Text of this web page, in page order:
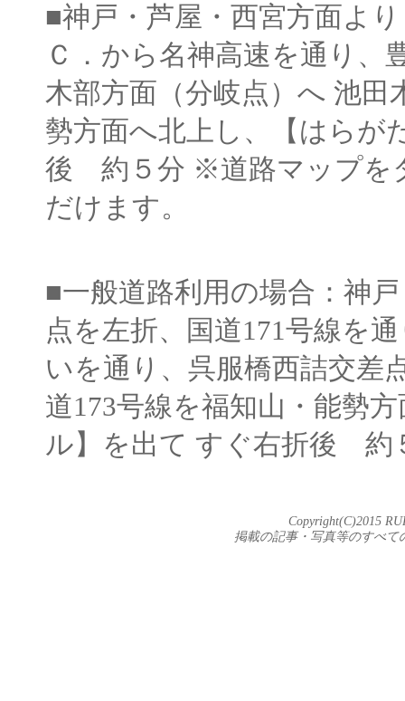
■神戸・芦屋・西宮方面よ
Ｃ．から名神高速を通り、
木部方面（分岐点）へ 池田
勢方面へ北上し、【はらが
後 約５分 ※道路マップを
だけます。
■一般道路利用の場合：神
点を左折、国道171号線を
いを通り、呉服橋西詰交差
道173号線を福知山・能勢
ル】を出て すぐ右折後 約
Copyright(C)2015
掲載の記事・写真等のすべ